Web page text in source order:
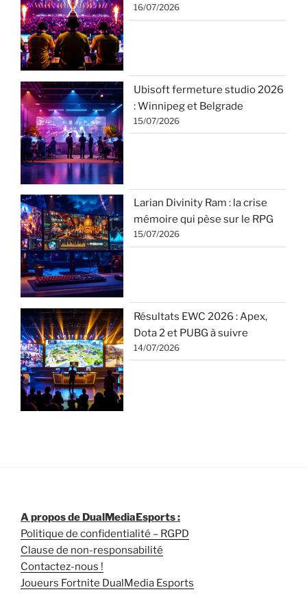
16/07/2026
Ubisoft fermeture studio 2026
: Winnipeg et Belgrade
15/07/2026
Larian Divinity Ram : la crise
mémoire qui pèse sur le RPG
15/07/2026
Résultats EWC 2026 : Apex,
Dota 2 et PUBG à suivre
14/07/2026
A propos de DualMediaEsports :
Politique de confidentialité – RGPD
Clause de non-responsabilité
Contactez-nous !
Joueurs Fortnite DualMedia Esports